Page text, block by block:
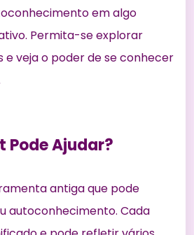
em algo
Permita-se explorar
e veja o poder de se conhecer
Pode Ajudar?
antiga que pode
autoconhecimento. Cada